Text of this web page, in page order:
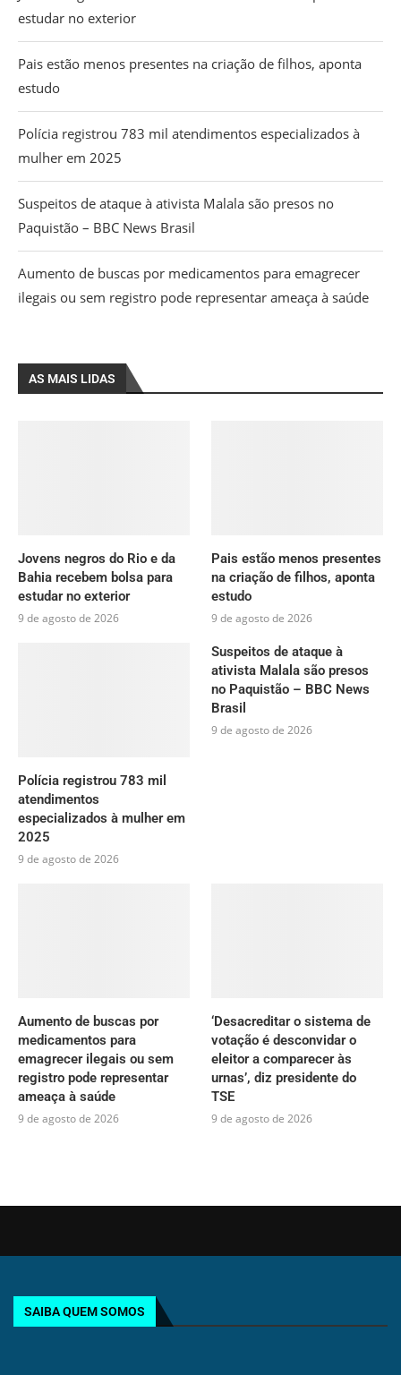
estudar no exterior
Pais estão menos presentes na criação de filhos, aponta
estudo
Polícia registrou 783 mil atendimentos especializados à
mulher em 2025
Suspeitos de ataque à ativista Malala são presos no
Paquistão – BBC News Brasil
Aumento de buscas por medicamentos para emagrecer
ilegais ou sem registro pode representar ameaça à saúde
AS MAIS LIDAS
Jovens negros do Rio e da
Bahia recebem bolsa para
estudar no exterior
9 de agosto de 2026
Pais estão menos presentes
na criação de filhos, aponta
estudo
9 de agosto de 2026
Polícia registrou 783 mil
atendimentos
especializados à mulher em
2025
9 de agosto de 2026
Suspeitos de ataque à
ativista Malala são presos
no Paquistão – BBC News
Brasil
9 de agosto de 2026
Aumento de buscas por
medicamentos para
emagrecer ilegais ou sem
registro pode representar
ameaça à saúde
9 de agosto de 2026
‘Desacreditar o sistema de
votação é desconvidar o
eleitor a comparecer às
urnas’, diz presidente do
TSE
9 de agosto de 2026
SAIBA QUEM SOMOS